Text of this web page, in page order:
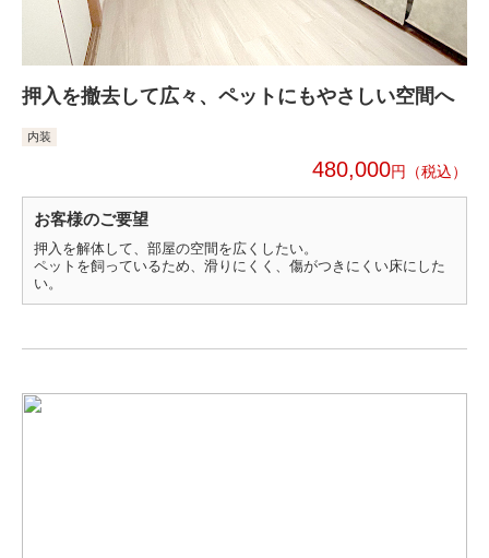
押入を撤去して広々、ペットにもやさしい空間へ
内装
480,000円
お客様のご要望
押入を解体して、部屋の空間を広くしたい。
ペットを飼っているため、滑りにくく、傷がつきにくい床にした
い。